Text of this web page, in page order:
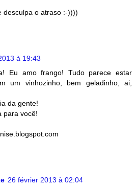
desculpa o atraso :-))))
à 19:43
Eu amo frango! Tudo parece estar
um vinhozinho, bem geladinho, ai,
da gente!
para você!
26 février 2013 à 02:04